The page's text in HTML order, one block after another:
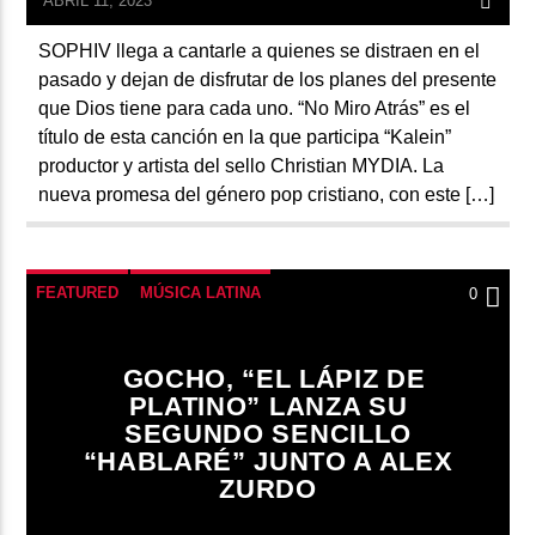
SOPHIV llega a cantarle a quienes se distraen en el
pasado y dejan de disfrutar de los planes del presente
que Dios tiene para cada uno. “No Miro Atrás” es el
título de esta canción en la que participa “Kalein”
productor y artista del sello Christian MYDIA. La
nueva promesa del género pop cristiano, con este […]
FEATURED MÚSICA LATINA 0
GOCHO, “EL LÁPIZ DE
PLATINO” LANZA SU
SEGUNDO SENCILLO
“HABLARÉ” JUNTO A ALEX
ZURDO